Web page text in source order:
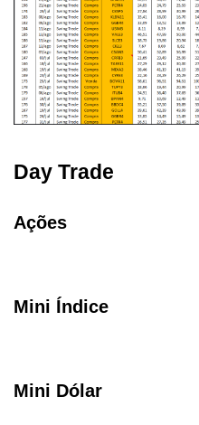
Day Trade
Ações
Mini Índice
Mini Dólar